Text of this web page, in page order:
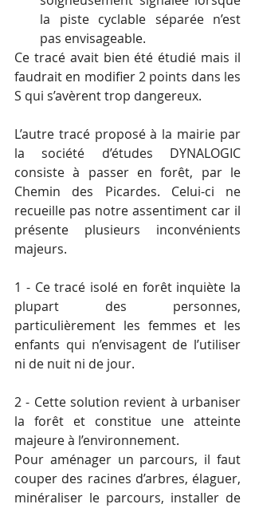
la piste cyclable séparée n’est
pas envisageable.
Ce tracé avait bien été étudié mais il
faudrait en modifier 2 points dans les
S qui s’avèrent trop dangereux.
L’autre tracé proposé à la mairie par
la société d’études DYNALOGIC
consiste à passer en forêt, par le
Chemin des Picardes. Celui-ci ne
recueille pas notre assentiment car il
présente plusieurs inconvénients
majeurs.
1 - Ce tracé isolé en forêt inquiète la
plupart des personnes,
particulièrement les femmes et les
enfants qui n’envisagent de l’utiliser
ni de nuit ni de jour.
2 - Cette solution revient à urbaniser
la forêt et constitue une atteinte
majeure à l’environnement.
Pour aménager un parcours, il faut
couper des racines d’arbres, élaguer,
minéraliser le parcours, installer de